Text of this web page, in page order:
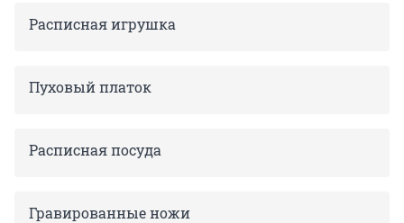
Расписная игрушка
Пуховый платок
Расписная посуда
Гравированные ножи